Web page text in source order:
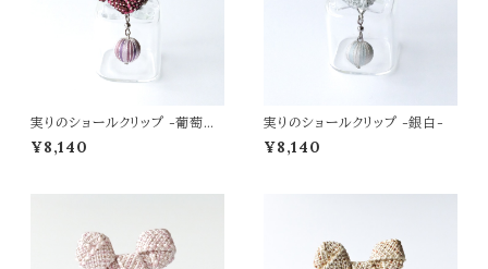
実りのショールクリップ -葡萄
色-
¥8,140
実りのショールクリップ -銀白-
¥8,140